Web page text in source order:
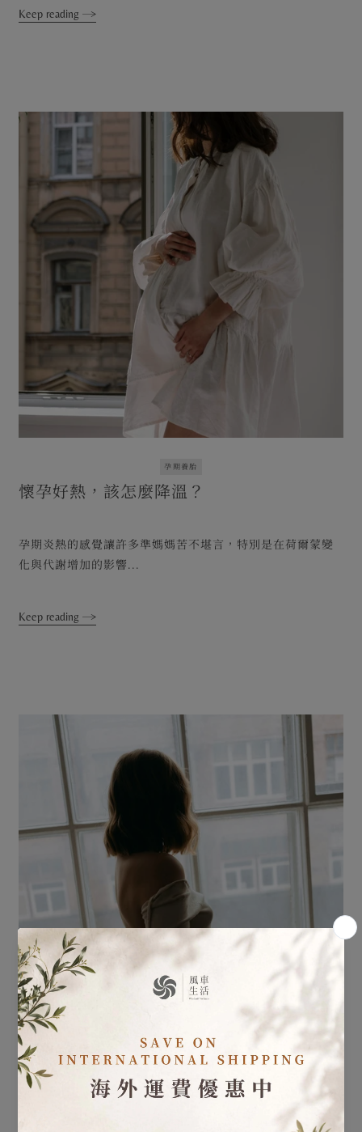
Keep reading
孕期養胎
懷孕好熱，該怎麼降溫？
孕期炎熱的感覺讓許多準媽媽苦不堪言，特別是在荷爾蒙變
化與代謝增加的影響...
Keep reading
擁抱好心情，孕期情緒調節小技巧